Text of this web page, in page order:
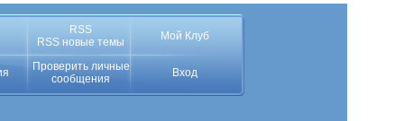
RSS
RSS новые темы
Мой Клуб
Проверить личные
сообщения
Вход